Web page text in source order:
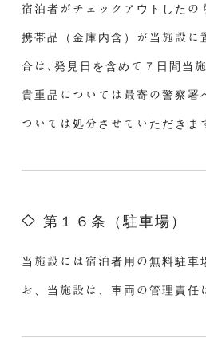
宿泊者がチェックアウトしたの
携帯品（金庫内含）が当施設に
合は､発見日を含めて７日間当
貴重品については最寄の警察署
ついては処分させていただきま
第１６条（駐車場）
当施設には宿泊者用の無料駐車
お、当施設は、車両の管理責任